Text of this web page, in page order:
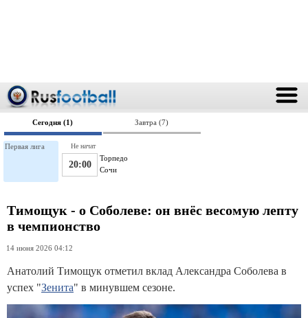
Сегодня (1) Завтра (7)
Первая лига
Торпедо
20:00 Сочи
Не начат
Тимощук - о Соболеве: он внёс весомую лепту
в чемпионство
14 июня 2026 04:12
Анатолий Тимощук отметил вклад Александра Соболева в
успех "Зенита" в минувшем сезоне.